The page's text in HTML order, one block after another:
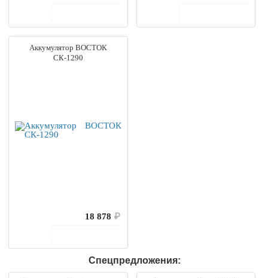
Аккумулятор ВОСТОК
СК-1290
18 878 ₽
Спецпредложения: